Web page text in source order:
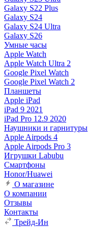
Galaxy S22 Plus
Galaxy S24
Galaxy S24 Ultra
Galaxy S26
Умные часы
Apple Watch
Apple Watch Ultra 2
Google Pixel Watch
Google Pixel Watch 2
Планшеты
Apple iPad
iPad 9 2021
iPad Pro 12.9 2020
Наушники и гарнитуры
Apple Airpods 4
Apple Airpods Pro 3
Игрушки Labubu
Смартфоны
Honor/Huawei
О магазине
О компании
Отзывы
Контакты
Трейд-Ин